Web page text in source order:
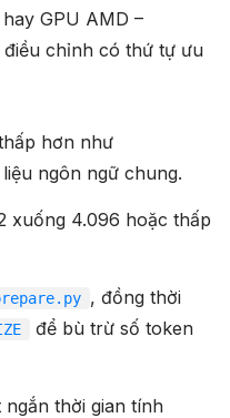
GPU AMD –
chỉnh có thứ tự ưu
hơn như
ngôn ngữ chung.
xuống 4.096 hoặc thấp
, đồng thời
để bù trừ số token
ngắn thời gian tính